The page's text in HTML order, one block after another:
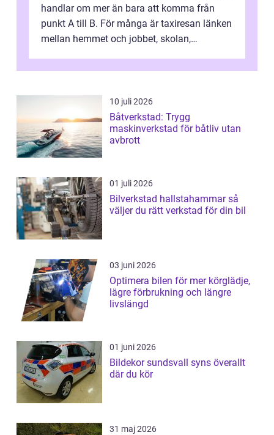
handlar om mer än bara att komma från
punkt A till B. För många är taxiresan länken
mellan hemmet och jobbet, skolan,
10 juli 2026
Båtverkstad: Trygg
maskinverkstad för båtliv utan
avbrott
01 juli 2026
Bilverkstad hallstahammar så
väljer du rätt verkstad för din bil
03 juni 2026
Optimera bilen för mer körglädje,
lägre förbrukning och längre
livslängd
01 juni 2026
Bildekor sundsvall syns överallt
där du kör
31 maj 2026